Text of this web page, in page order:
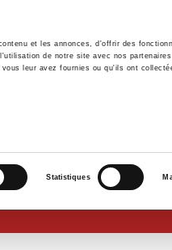
et les annonces, d'offrir des
de notre site avec nos
leur avez fournies ou qu'ils ont
Statistiques
Environnement